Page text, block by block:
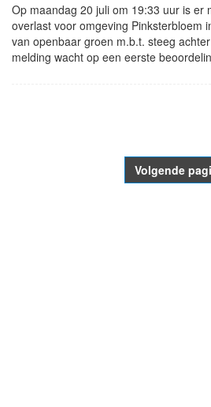
Op maandag 20 juli om 19:33 uur is er
overlast voor omgeving Pinksterbloem
van openbaar groen m.b.t. steeg
melding wacht op een eerste
Volgende